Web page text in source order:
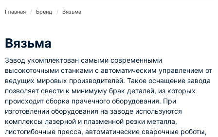
Главная Бренд Вязьма
Вязьма
Завод укомплектован самыми современными
высокоточными станками с автоматическим управлением от
ведущих мировых производителей. Такое оснащение завода
позволяет свести к минимуму брак деталей, из которых
происходит сборка прачечного оборудования. При
изготовлении оборудования на заводе используются
комплексы лазерной и плазменной резки металла,
листогибочные пресса, автоматические сварочные роботы,